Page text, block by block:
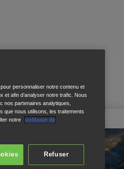
personnaliser notre contenu et
et afin d’analyser notre trafic. Nous
nos partenaires analytiques,
que nous utilisons, les traitements
notre
politique de
Refuser